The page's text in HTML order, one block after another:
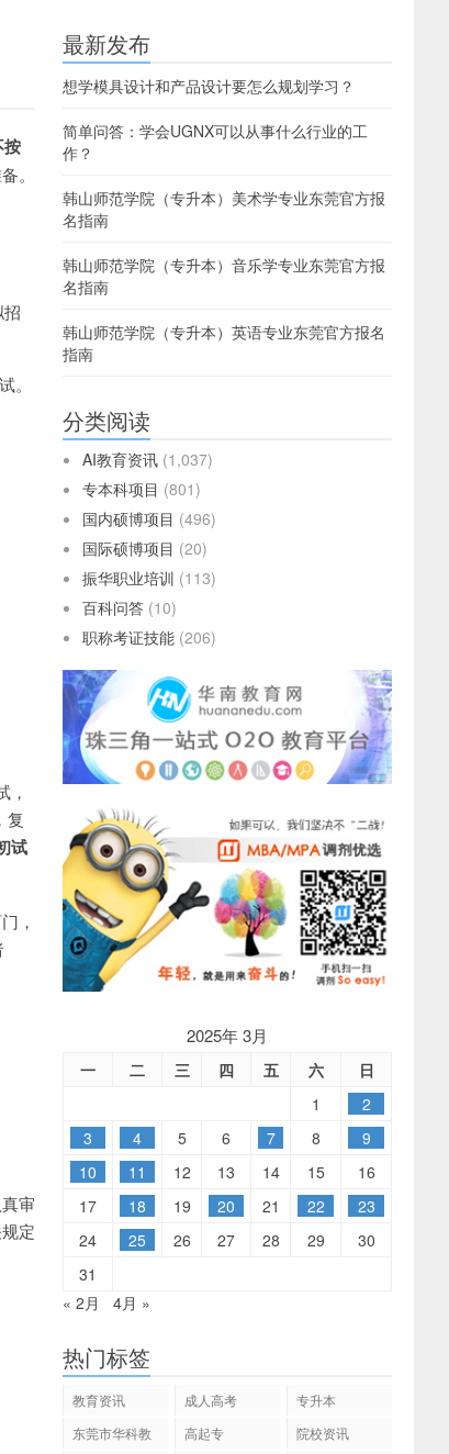
按
。
。
，
复
试
，
审
定
最新发布
想学模具设计和产品设计要怎么规划学习？
简单问答：学会UGNX可以从事什么行业的工
作？
韩山师范学院（专升本）美术学专业东莞官方报
名指南
韩山师范学院（专升本）音乐学专业东莞官方报
名指南
韩山师范学院（专升本）英语专业东莞官方报名
指南
分类阅读
AI教育资讯 (1,037)
专本科项目 (801)
国内硕博项目 (496)
国际硕博项目 (20)
振华职业培训 (113)
百科问答 (10)
职称考证技能 (206)
2025年 3月
一 二 三 四 五 六
日
1
2
3
4 5 6 7 8
9
10
11 12 13 14 15
16
17
18 19 20 21 22
23
24
25 26 27 28 29
30
31
« 2月
4月 »
热门标签
教育资讯 成人高考
专升本
东莞市华科教
高起专
院校资讯